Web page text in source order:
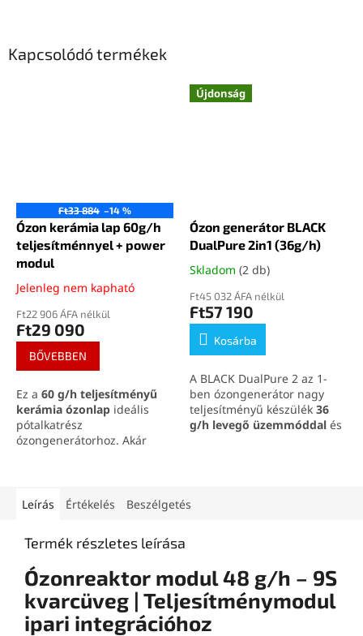
Kapcsolódó termékek
Ft33 884 –14 %
Ózon kerámia lap 60g/h
teljesítménnyel + power
modul
Jelenleg nem kapható
Ft22 906 ÁFA nélkül
Ft29 090
BŐVEBBEN
Ez a 60 g/h teljesítményű
kerámia ózonlap ideális
pótalkatrész
ózongenerátorhoz. Akár
és tökéletes a hosszú távú
Újdonság
Ózon generátor BLACK
DualPure 2in1 (36g/h)
Skladom (2 db)
Ft45 032 ÁFA nélkül
Ft57 190
Kosárba
A BLACK DualPure 2 az 1-
ben ózongenerátor nagy
teljesítményű készülék 36
g/h levegő üzemmóddal és
lakásban, pincében,
kezelésére is használható.
Fémháza, egyszerű kezelése
és akár120 perces időzítője
praktikus megoldássá teszi
Leírás Értékelés Beszélgetés
Termék részletes leírása
Ózonreaktor modul 48 g/h – 9S
kvarcüveg | Teljesítménymodul
ipari integrációhoz